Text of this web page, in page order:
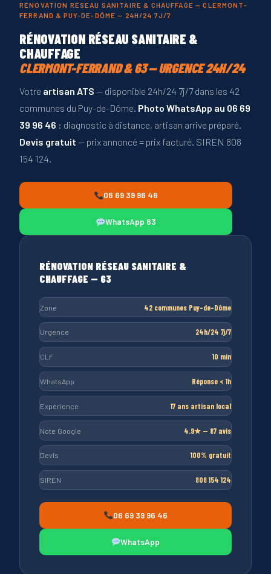
RÉNOVATION RÉSEAU SANITAIRE & CHAUFFAGE — CLERMONT-
FERRAND & PUY-DE-DÔME — 24H/24 7J/7
RÉNOVATION RÉSEAU SANITAIRE &
CHAUFFAGE
CLERMONT-FERRAND & 63 — URGENCE 24H/24
Votre artisan ATS — disponible 24h/24 7j/7 dans les 42
communes du Puy-de-Dôme. Photo WhatsApp au 06 69
39 96 46 : diagnostic à distance, artisan arrive préparé.
Devis gratuit — prix annoncé = prix facturé. SIREN 808
154 124.
06 69 39 96 46
WhatsApp 63
RÉNOVATION RÉSEAU SANITAIRE &
CHAUFFAGE — 63
Zone 42 communes Puy-de-Dôme
Urgence 24h/24 7j/7
CLF 10 min
WhatsApp Réponse < 1h
Expérience 17 ans artisan local
Note Google 4.9★ — 87 avis
Devis 100% gratuit
SIREN 808 154 124
06 69 39 96 46
WhatsApp